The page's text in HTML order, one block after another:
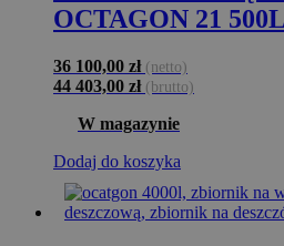
OCTAGON 21 500L
36 100,00 zł (netto)
44 403,00 zł (brutto)
W magazynie
Dodaj do koszyka